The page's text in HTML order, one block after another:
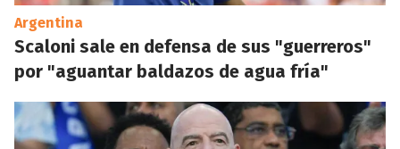
Argentina
Scaloni sale en defensa de sus "guerreros"
por "aguantar baldazos de agua fría"